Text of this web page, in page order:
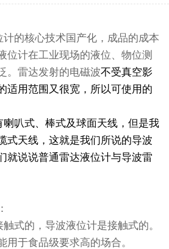
计的核心技术国产化，成品的成本
位计在工业现场的液位、物位测
。雷达发射的电磁波不受真空影
适用范围又很宽，所以可使用的
喇叭式、棒式及球面天线，但是我
式天线，这就是我们所说的导波
就说说普通雷达液位计与导波雷
式的，导波液位计是接触式的。
用于食品级要求高的场合。